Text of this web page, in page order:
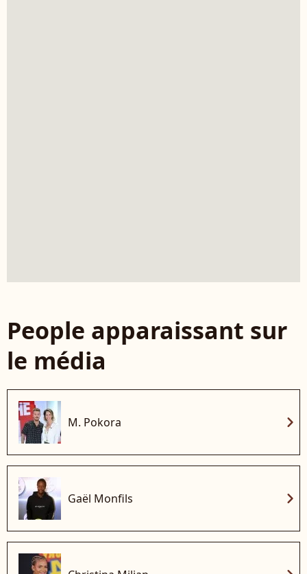
People apparaissant sur
le média
M. Pokora chevron_right
Gaël Monfils chevron_right